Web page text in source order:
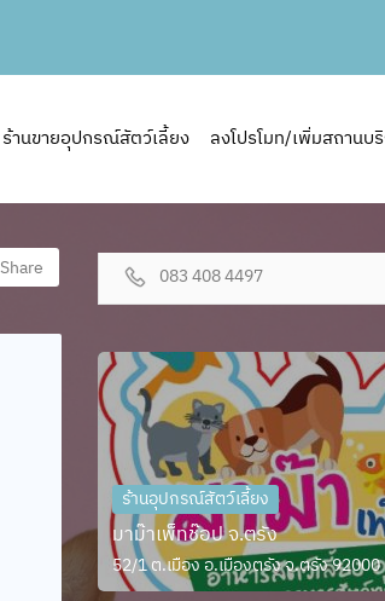
ร้านขายอุปกรณ์สัตว์เลี้ยง ลงโปรโมท/เพิ่มสถานบ
Share 083 408 4497
ร้านอุปกรณ์สัตว์เลี้ยง
มาม๊าเพ็ทช๊อป จ.ตรัง
52/1 ต.เมือง อ.เมืองตรัง จ.ตรัง 92000